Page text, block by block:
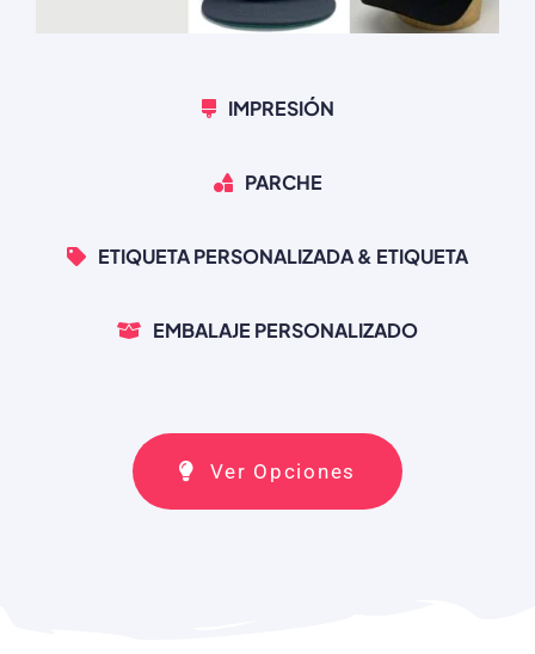
IMPRESIÓN
PARCHE
ETIQUETA PERSONALIZADA & ETIQUETA
EMBALAJE PERSONALIZADO
Ver Opciones